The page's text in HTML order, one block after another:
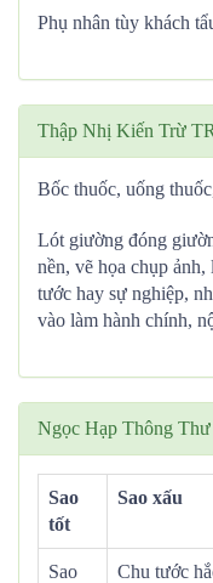
Phụ nhân tùy khách
Thập Nhị Kiến Trừ
Bốc thuốc, uống
Lót giường đóng
nền, vẽ họa chụp
tước hay sự nghiệp,
vào làm hành chính,
Ngọc Hạp Thông Thư
Sao
tốt
Sao xấu
Sao
Chu tước